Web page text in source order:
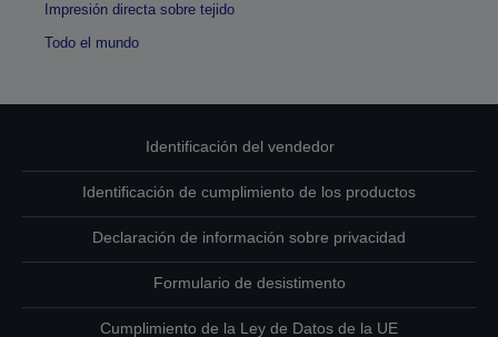
Impresión directa sobre tejido
Todo el mundo
Identificación del vendedor
Identificación de cumplimiento de los productos
Declaración de información sobre privacidad
Formulario de desistimento
Cumplimiento de la Ley de Datos de la UE